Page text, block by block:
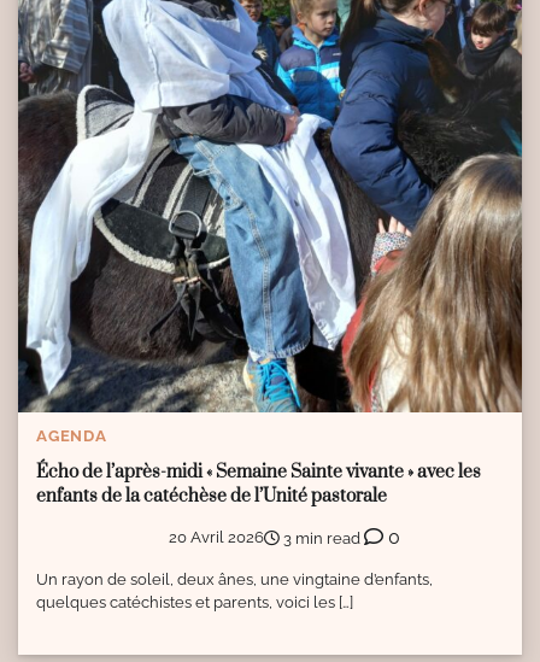
AGENDA
Écho de l’après-midi « Semaine Sainte vivante » avec les
enfants de la catéchèse de l’Unité pastorale
20 Avril 2026 3 min read 0
Un rayon de soleil, deux ânes, une vingtaine d’enfants,
quelques catéchistes et parents, voici les […]